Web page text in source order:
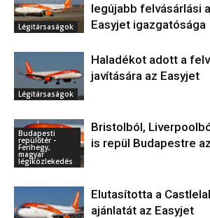
Légitársaságok
legújabb felvásárlási
Easyjet igazgatósága
Légitársaságok
Haladékot adott a
javítására az Easyjet
Budapesti
repülőtér -
Ferihegy,
magyar
légiközlekedés
Bristolból,
is repül Budapestre
Elutasította a
ajánlatát az Easyjet